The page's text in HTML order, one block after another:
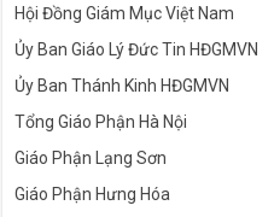
Hội Đồng Giám Mục Việt Nam
Ủy Ban Giáo Lý Đức Tin HĐGMVN
Ủy Ban Thánh Kinh HĐGMVN
Tổng Giáo Phận Hà Nội
Giáo Phận Lạng Sơn
Giáo Phận Hưng Hóa